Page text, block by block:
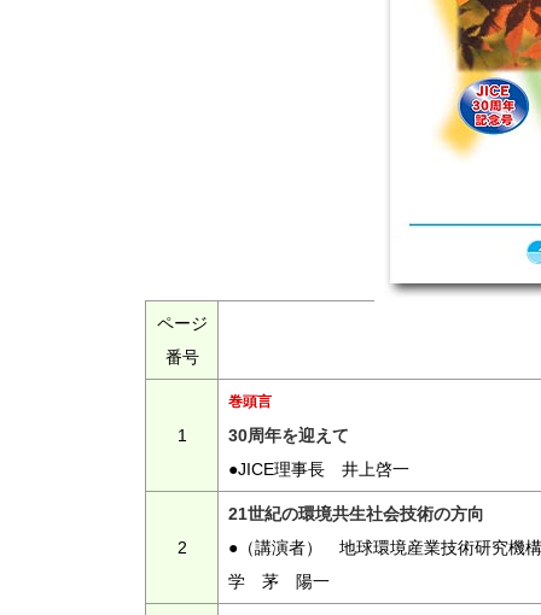
ページ
番号
1
巻頭言
30周年を迎えて
●JICE理事長 井上啓一
2
21世紀の環境共生社会技術の方向
●（講演者） 地球環境産業技術研究機
学 茅 陽一